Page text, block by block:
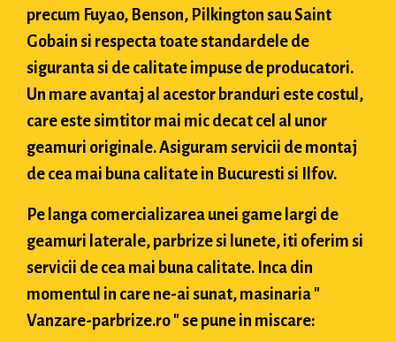
precum Fuyao, Benson, Pilkington sau Saint
Gobain si respecta toate standardele de
siguranta si de calitate impuse de producatori.
Un mare avantaj al acestor branduri este costul,
care este simtitor mai mic decat cel al unor
geamuri originale. Asiguram servicii de montaj
de cea mai buna calitate in Bucuresti si Ilfov.
Pe langa comercializarea unei game largi de
geamuri laterale, parbrize si lunete, iti oferim si
servicii de cea mai buna calitate. Inca din
momentul in care ne-ai sunat, masinaria "
Vanzare-parbrize.ro " se pune in miscare: